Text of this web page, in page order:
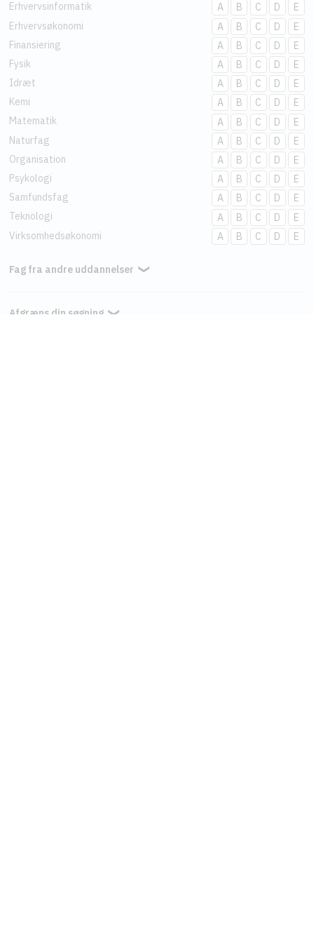
Erhvervsinformatik
A B C D
E
Erhvervsøkonomi
A B C D
E
Finansiering
A B C D
E
Fysik
A B C D
E
Idræt
A B C D
E
Kemi
A B C D
E
Matematik
A B C D
E
Naturfag
A B C D
E
Organisation
A B C D
E
Psykologi
A B C D
E
Samfundsfag
A B C D
E
Teknologi
A B C D
E
Virksomhedsøkonomi
A B C D E
Fag fra andre uddannelser ❯
Afgræns din søgning ❯